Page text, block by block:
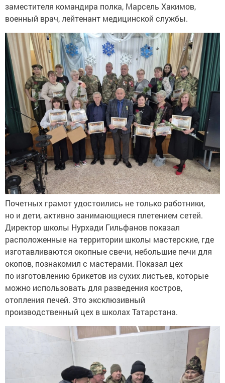
заместителя командира полка, Марсель Хакимов,
военный врач, лейтенант медицинской службы.
Почетных грамот удостоились не только работники,
но и дети, активно занимающиеся плетением сетей.
Директор школы Нурхади Гильфанов показал
расположенные на территории школы мастерские, где
изготавливаются окопные свечи, небольшие печи для
окопов, познакомил с мастерами. Показал цех
по изготовлению брикетов из сухих листьев, которые
можно использовать для разведения костров,
отопления печей. Это эксклюзивный
производственный цех в школах Татарстана.